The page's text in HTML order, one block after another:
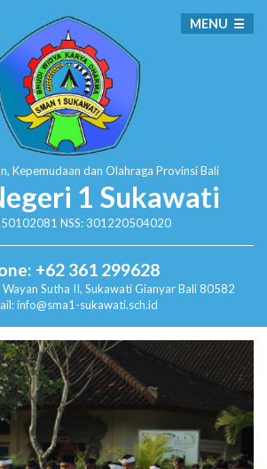
Kepemudaan dan Olahraga Provinsi Bali
1 Sukawati
50102081 NSS: 301220504020
+62 361 299628
Wayan Sutha II, SukawatiGianyar Bali 80582
info@sma1-sukawati.sch.id
MENU